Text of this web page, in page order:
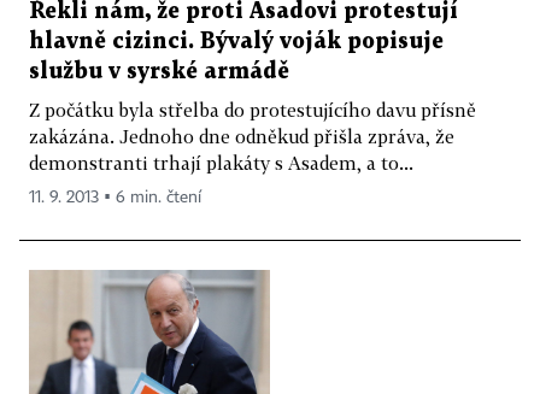
Řekli nám, že proti Asadovi protestují
hlavně cizinci. Bývalý voják popisuje
službu v syrské armádě
Z počátku byla střelba do protestujícího davu přísně
zakázána. Jednoho dne odněkud přišla zpráva, že
demonstranti trhají plakáty s Asadem, a to...
11. 9. 2013 ▪ 6 min. čtení